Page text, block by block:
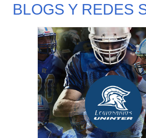
BLOGS Y REDES
¡INGRESA!